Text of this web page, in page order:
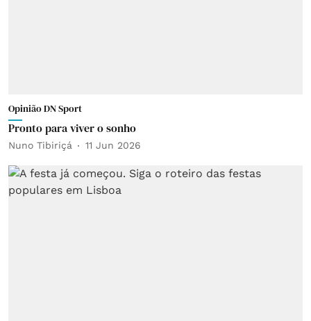
Opinião DN Sport
Pronto para viver o sonho
Nuno Tibiriçá 11 Jun 2026